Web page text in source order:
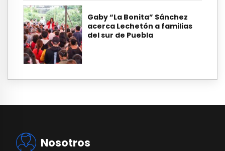
Gaby “La Bonita” Sánchez
acerca Lechetón a familias
del sur de Puebla
Nosotros